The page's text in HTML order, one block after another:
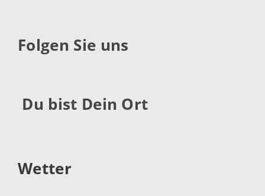
Folgen Sie uns
Du bist Dein Ort
Wetter